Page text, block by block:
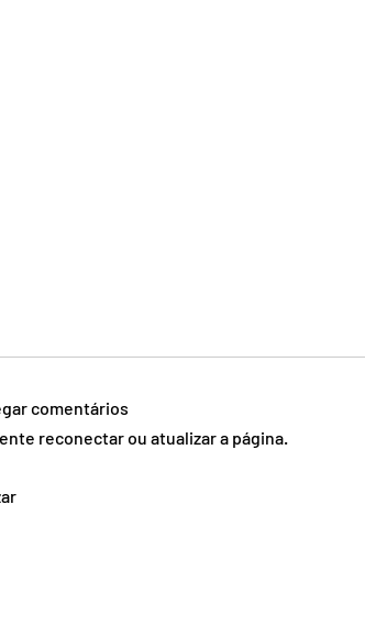
"sobrevivência"
desempregado
comentários
reconectar ou atualizar a página.